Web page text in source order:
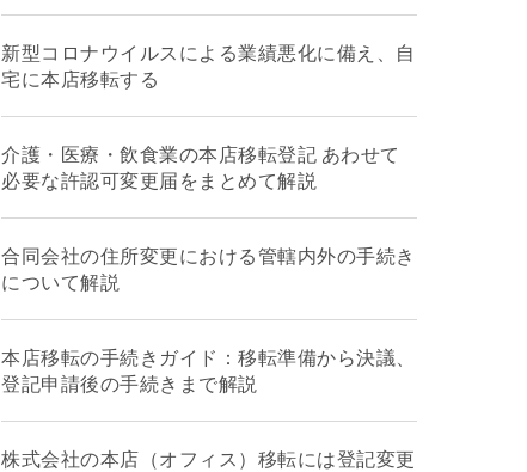
新型コロナウイルスによる業績悪化に備え、自
宅に本店移転する
介護・医療・飲食業の本店移転登記 あわせて
必要な許認可変更届をまとめて解説
合同会社の住所変更における管轄内外の手続き
について解説
本店移転の手続きガイド：移転準備から決議、
登記申請後の手続きまで解説
株式会社の本店（オフィス）移転には登記変更